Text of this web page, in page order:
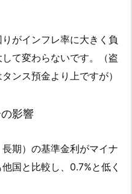
がインフレ率に大きく負
て変わらないです。（盗
ンス預金より上ですが）
影響
期）の基準金利がマイナ
国と比較し、0.7%と低く